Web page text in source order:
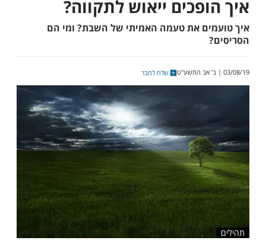
ייאוש לתקווה?
את טעמה האמיתי של השבת? ומי הם